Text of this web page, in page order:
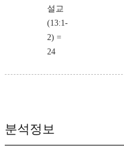
설교
(13:1-
2) =
24
분석정보